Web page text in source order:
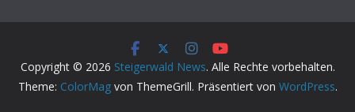
Copyright © 2026 Steigerwald News. Alle Rechte vorbehalten.
Theme: ColorMagvon ThemeGrill. Präsentiert von WordPress.